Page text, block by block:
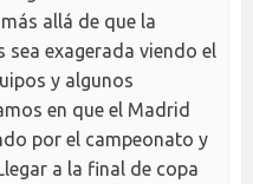
allá de que la
exagerada viendo el
y algunos
en que el Madrid
por el campeonato y
a la final de copa